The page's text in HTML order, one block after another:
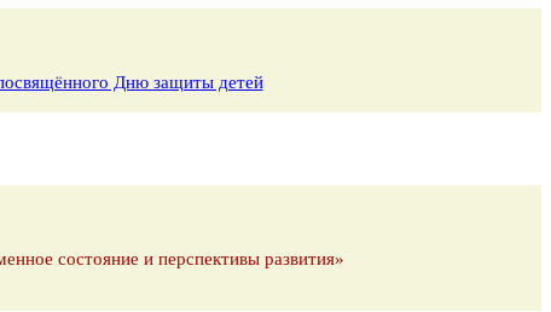
Дню защиты детей
состояние и перспективы развития»